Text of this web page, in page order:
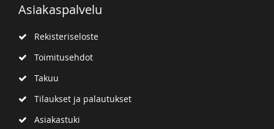
Asiakaspalvelu
Rekisteriseloste
Toimitusehdot
Takuu
Tilaukset ja palautukset
Asiakastuki